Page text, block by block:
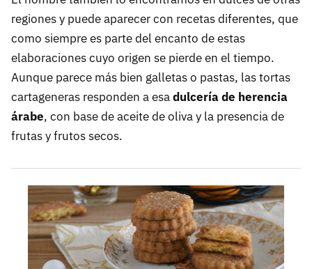
regiones y puede aparecer con recetas diferentes, que
como siempre es parte del encanto de estas
elaboraciones cuyo origen se pierde en el tiempo.
Aunque parece más bien galletas o pastas, las tortas
cartageneras responden a esadulcería de herencia
árabe, con base de aceite de oliva y la presencia de
frutas y frutos secos.